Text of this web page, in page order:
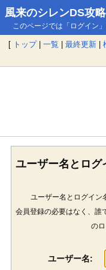
風来のシレンDS攻
このページでは「ログイン
[ トップ| 一覧 | 最終更新 |
ユーザー名とログ
ユーザー名とログイン
会員登録の必要はなく、誰
の
ユーザー名: